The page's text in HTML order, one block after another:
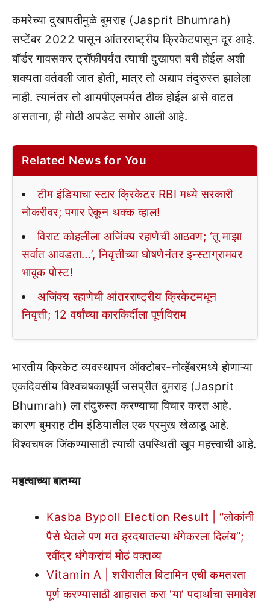
कमरेच्या दुखापतीमुळे बुमराह (Jasprit Bhumrah)
सप्टेंबर 2022 पासून आंतरराष्ट्रीय क्रिकेटपासून दूर आहे.
बॉर्डर गावसकर ट्रॉफीपर्यंत त्याची दुखापत बरी होईल अशी
शक्यता वर्तवली जात होती, मात्र तो अद्याप तंदुरुस्त झालेला
नाही. त्यानंतर तो आयपीएलपर्यंत ठीक होईल असे वाटत
असताना, ही मोठी अपडेट समोर आली आहे.
Related News for You
टीम इंडियाचा स्टार क्रिकेटर RBI मध्ये सरकारी
नोकरीवर; पगार ऐकून थक्क व्हाल!
विराट कोहलीला अजिंक्य रहाणेची आठवण; ‘तू माझा
सर्वात आवडता…’, निवृत्तीच्या घोषणेनंतर इन्स्टाग्रामवर
भावूक पोस्ट!
अजिंक्य रहाणेची आंतरराष्ट्रीय क्रिकेटमधून
निवृत्ती; 12 वर्षांच्या कारकिर्दीला पूर्णविराम
भारतीय क्रिकेट व्यवस्थापन ऑक्टोबर-नोव्हेंबरमध्ये होणाऱ्या
एकदिवसीय विश्वचषकापूर्वी जसप्रीत बुमराह (Jasprit
Bhumrah) ला तंदुरुस्त करण्याचा विचार करत आहे.
कारण बुमराह टीम इंडियातील एक प्रमुख खेळाडू आहे.
विश्वचषक जिंकण्यासाठी त्याची उपस्थिती खूप महत्त्वाची आहे.
महत्वाच्या बातम्या
Kasba Bypoll Election Result | “लोकांनी
पैसे घेतले पण मत ह्रदयातल्या धंगेकरला दिलंय”;
रवींद्र धंगेकरांचं मोठं वक्तव्य
Vitamin A | शरीरातील विटामिन एची कमतरता
पूर्ण करण्यासाठी आहारात करा ‘या’ पदार्थांचा समावेश